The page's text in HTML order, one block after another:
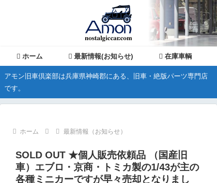
ホーム 最新情報(お知らせ) 在庫車輌
アモン旧車倶楽部は兵庫県神崎郡にある、旧車・絶版パーツ専門店
です。
ホーム 最新情報（お知らせ）
SOLD OUT ★個人販売依頼品 （国産旧
車）エブロ・京商・トミカ製の1/43が主の
各種ミニカーですが早々売却となりまし